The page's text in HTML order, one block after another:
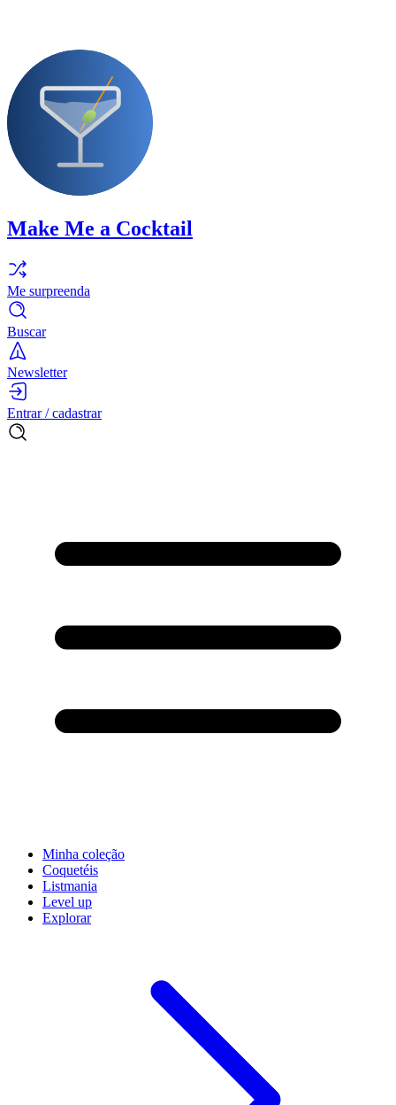
Make Me a Cocktail
Me surpreenda
Buscar
Newsletter
Entrar / cadastrar
Minha coleção
Coquetéis
Listmania
Level up
Explorar